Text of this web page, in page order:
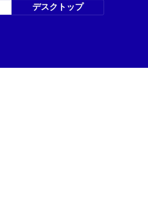
デスクトップ